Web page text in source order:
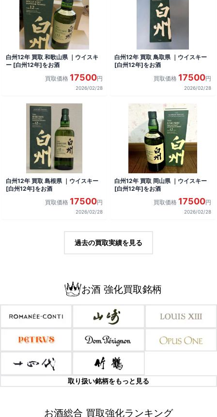
白州12年 買取 和歌山県 ｜ウイスキ
ー [白州12年]をお酒
買取価格 17500円
2026/02/28
白州12年 買取 鳥取県 ｜ウイスキー
[白州12年]をお酒
買取価格 17500円
2026/02/28
白州12年 買取 島根県 ｜ウイスキー
[白州12年]をお酒
買取価格 17500円
2026/02/28
白州12年 買取 岡山県 ｜ウイスキー
[白州12年]をお酒
買取価格 17500円
2026/02/28
過去の買取実績を見る
お酒 強化買取銘柄
取り扱い銘柄をもっと見る
お酒総合 買取強化ランキング